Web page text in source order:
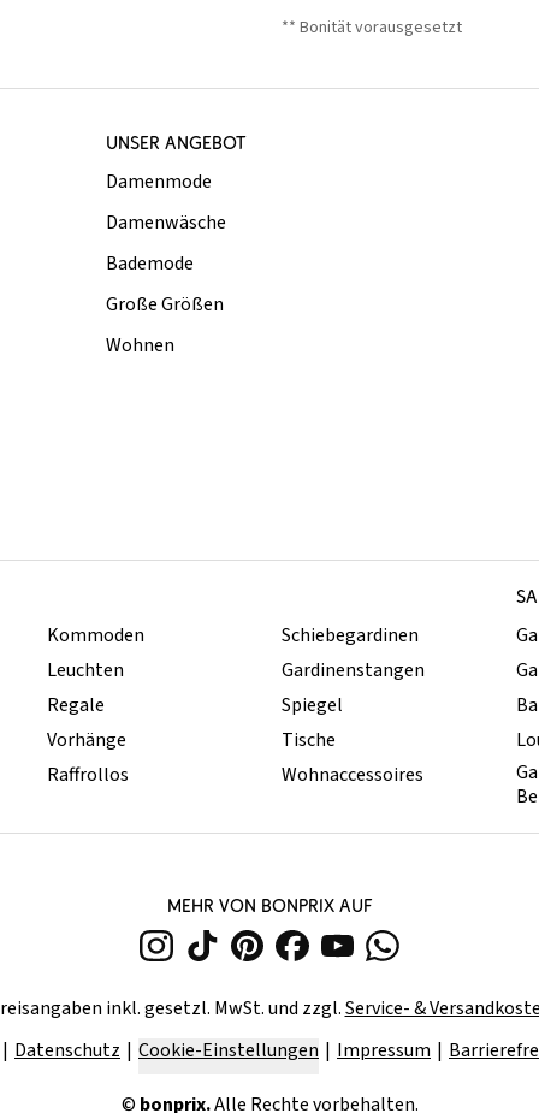
** Bonität vorausgesetzt
UNSER ANGEBOT
Damenmode
Damenwäsche
Bademode
Große Größen
Wohnen
Kommoden
Leuchten
Regale
Vorhänge
Raffrollos
Schiebegardinen
Gardinenstangen
Spiegel
Tische
Wohnaccessoires
MEHR VON BONPRIX AUF
inkl. gesetzl. MwSt. und zzgl.Service- &
Datenschutz
Cookie-Einstellungen Impressum
© bonprix.Alle Rechte vorbehalten.